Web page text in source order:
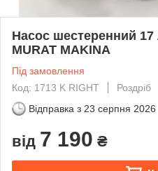
Насос шестеренний 17
MURAT MAKINA
Під замовлення
Код: 1713 K RIGHT
Роздріб
Відправка з 23 серпня 2026
від 7 190 ₴